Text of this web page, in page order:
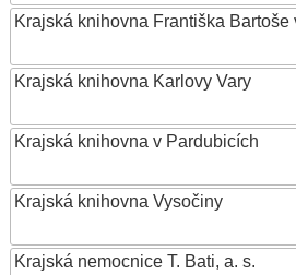
Krajská knihovna Františka Bartoše
Krajská knihovna Karlovy Vary
Krajská knihovna v Pardubicích
Krajská knihovna Vysočiny
Krajská nemocnice T. Bati, a. s.